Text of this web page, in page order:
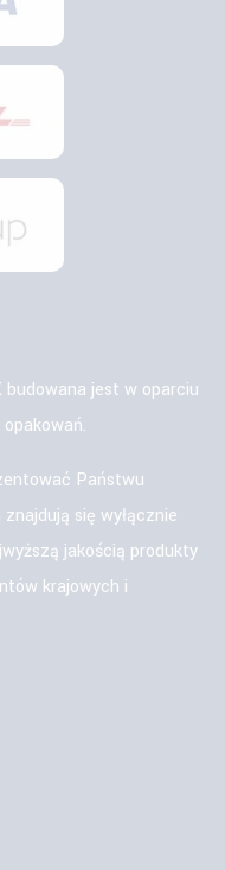
jest w oparciu
Państwu
się wyłącznie
jakością produkty
krajowych i